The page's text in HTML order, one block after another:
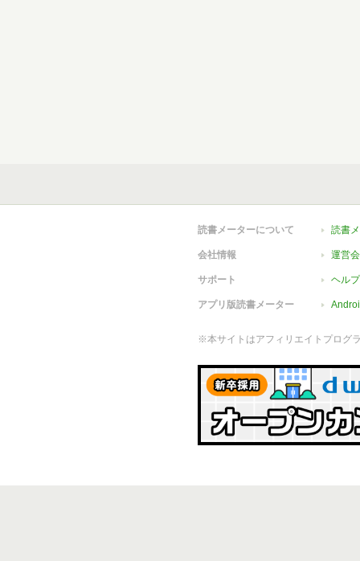
読書メーターについて 読書
会社情報 運営
サポート ヘルプ
アプリ版読書メーター
※本サイトはアフィリエイトプログ